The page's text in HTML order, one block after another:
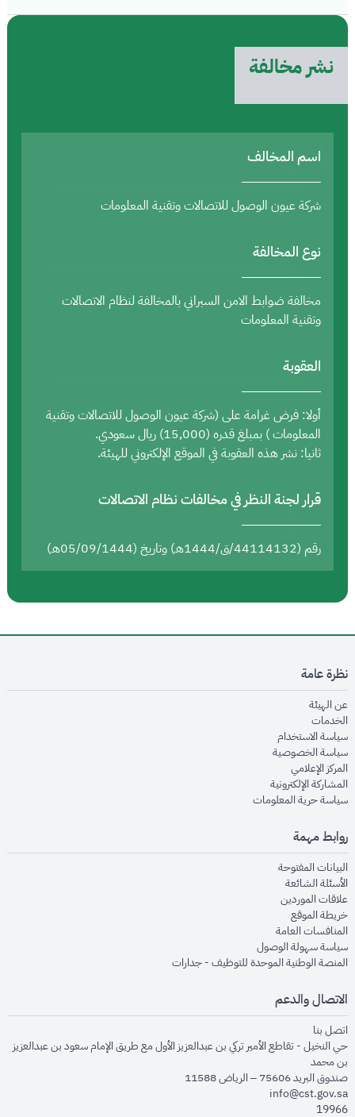
نشر مخالفة
اسم المخالف
شركة عيون الوصول للاتصالات وتقنية المعلومات
نوع المخالفة
مخالفة ضوابط الامن السبراني بالمخالفة لنظام الاتصالات
وتقنية المعلومات
العقوبة
أولا: فرض غرامة على (شركة عيون الوصول للاتصالات وتقنية
المعلومات ) بمبلغ قدره (15,000) ريال سعودي.
ثانيا: نشر هذه العقوبة في الموقع الإلكتروني للهيئة.
قرار لجنة النظر في مخالفات نظام الاتصالات
رقم (44114132/ق/1444هـ) وتاريخ (05/09/1444هـ)
نظرة عامة
عن الهيئةopens in new window
الخدماتopens in new window
سياسة الاستخدام
سياسة الخصوصيةopens in new window
المركز الإعلاميopens in new window
المشاركة الإلكترونيةopens in new window
سياسة حرية المعلوماتopens in new window
روابط مهمة
البيانات المفتوحةopens in new window
الأسئلة الشائعةopens in new window
علاقات الموردينopens in new window
خريطة الموقعopens in new window
المنافسات العامةopens in new window
سياسة سهولة الوصولopens in new window
المنصة الوطنية الموحدة للتوظيف - جداراتopens in new window
الاتصال والدعم
اتصل بنا
حي النخيل - تقاطع الأمير تركي بن عبدالعزيز الأول مع طريق الإمام سعود بن عبدالعزيز
بن محمد
صندوق البريد 75606 – الرياض 11588
info@cst.gov.sa
19966